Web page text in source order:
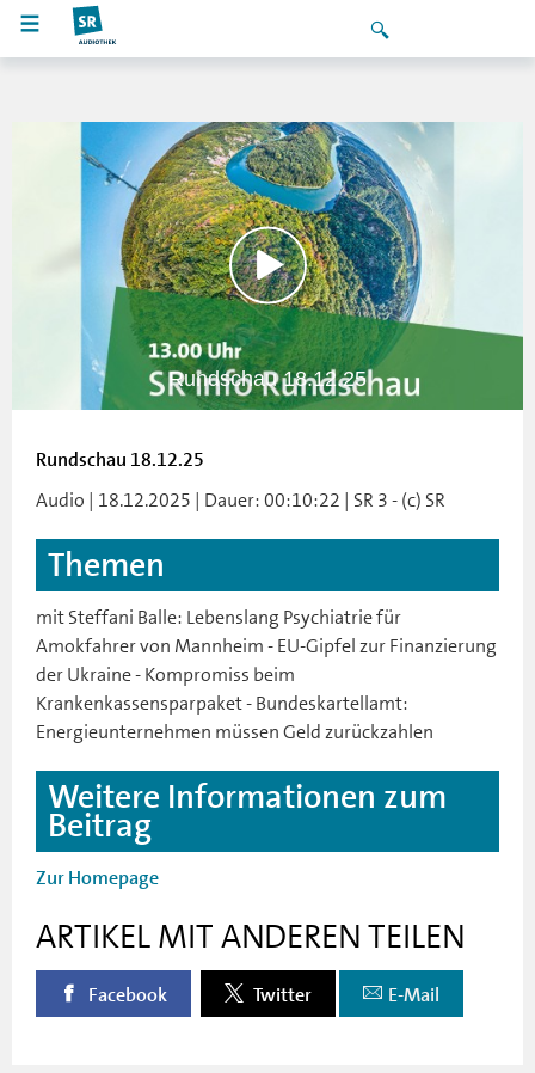
Rundschau 18.12.25
Rundschau 18.12.25
Audio | 18.12.2025 | Dauer: 00:10:22 | SR 3 - (c) SR
Themen
mit Steffani Balle: Lebenslang Psychiatrie für
Amokfahrer von Mannheim - EU-Gipfel zur Finanzierung
der Ukraine - Kompromiss beim
Krankenkassensparpaket - Bundeskartellamt:
Energieunternehmen müssen Geld zurückzahlen
Weitere Informationen zum
Beitrag
Zur Homepage
ARTIKEL MIT ANDEREN TEILEN
Facebook Twitter E-Mail